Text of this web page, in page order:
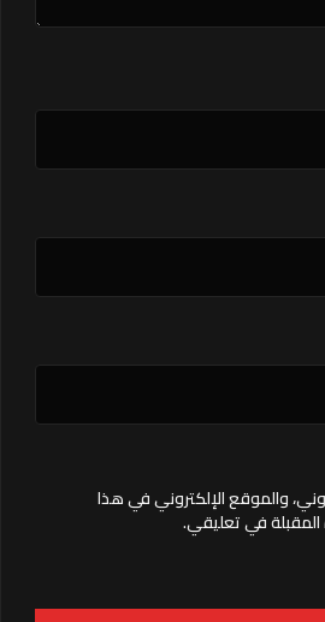
والموقع الإلكتروني في هذا
المقبلة في تعليقي.